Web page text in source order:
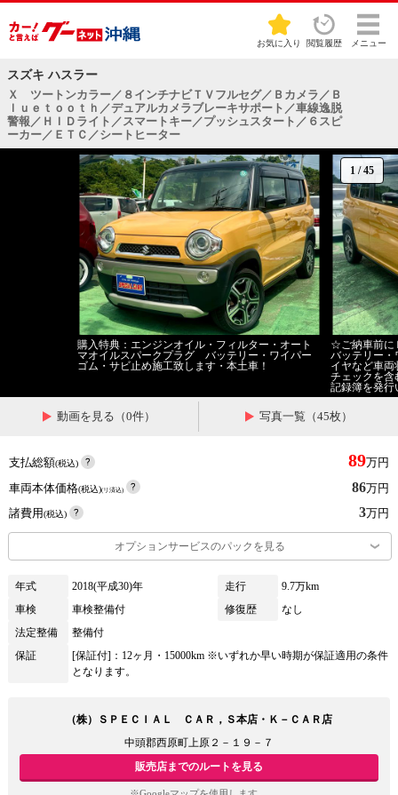
お気に入り 閲覧履歴 メニュー
スズキ ハスラー
Ｘ ツートンカラー／８インチナビＴＶフルセグ／Ｂカメラ／Ｂ
ｌｕｅｔｏｏｔｈ／デュアルカメラブレーキサポート／車線逸脱
警報／ＨＩＤライト／スマートキー／プッシュスタート／６スピ
ーカー／ＥＴＣ／シートヒーター
1 /45
購入特典：エンジンオイル・フィルター・オート
マオイルスパークプラグ バッテリー・ワイパー
ゴム・サビ止め施工致します・本土車！
☆ご納車前に
バッテリー・
イヤなど車
チェックを含
記録簿を発
動画を見る（0件） 写真一覧（45枚）
支払総額(税込) 89万円
車両本体価格(税込)(リ済込) 86万円
諸費用(税込) 3万円
オプションサービスのパックを見る
年式 2018(平成30)年 走行
9.7万km
車検
車検整備付 修復歴
なし
法定整備
整備付
保証
[保証付]：12ヶ月・15000km ※いずれか早い時期が保証適用の条件
となります。
（株）ＳＰＥＣＩＡＬ ＣＡＲ，Ｓ本店・Ｋ－ＣＡＲ店
中頭郡西原町上原２－１９－７
販売店までのルートを見る